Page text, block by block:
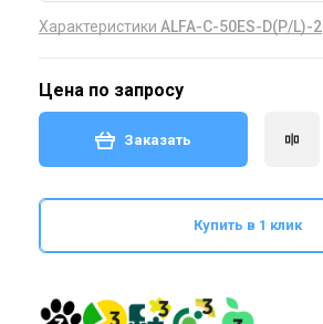
Характеристики ALFA-C-50ES-D(P/L)-2
Цена по запросу
Заказать
Купить в 1 клик